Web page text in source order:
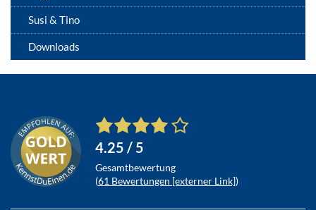
Susi & Tino
Downloads
4.25 / 5
Gesamtbewertung
(61 Bewertungen [externer Link])